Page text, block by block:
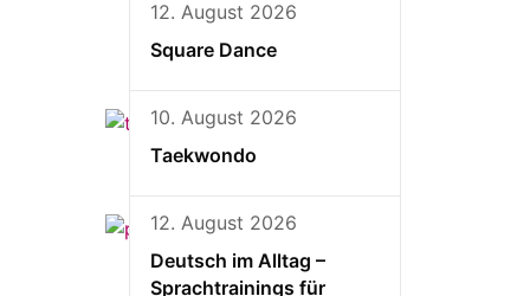
12. August 2026
Square Dance
10. August 2026
Taekwondo
12. August 2026
Deutsch im Alltag –
Sprachtrainings für